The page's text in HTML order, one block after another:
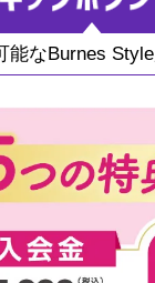
能なBurnes